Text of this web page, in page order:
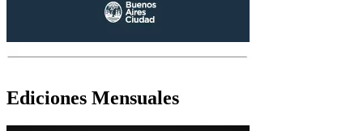
Ediciones Mensuales